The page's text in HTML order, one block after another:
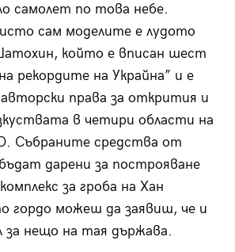
самолет по това небе.
сам моделите е лудото
който е вписан шест
рекордите на Украйна” и е
права за открития и
в четири области на
средства от
дарени за построяване
за гроба на Хан
гордо можеш да заявиш, че и
за нещо на тая държава.